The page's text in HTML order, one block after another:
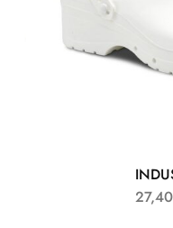
27,40